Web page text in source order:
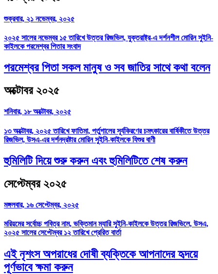
শুক্রবার, ২১ নভেম্বর, ২০২৫
২০২৫ সালের নভেম্বর ১৫ তারিখে উত্তর রিজভিল, যুক্তরাষ্ট্র-এ দর্শনশীল মোরিন সুইনি-
কাইলকে পরমেশ্বর পিতার সংবাদ
পরমেশ্বর পিতা সকল মানুষ ও সব জাতির সাথে কথা বলেন
অক্টোবর ২০২৫
শনিবার, ১৮ অক্টোবর, ২০২৫
১৩ অক্টোবর, ২০২৫ তারিখে ফাতিমা, পর্তুগালের সূর্যকিরণের চমৎকারের বার্ষিকীতে উত্তর
রিজভিল, উসএ-এর দর্শনদ্রষ্টার মোরিন সুইনি-কাইলকে যিশুর বাণী
হুমিলিটি দিয়ে শুরু করুন এবং হুমিলিটিতে শেষ করুন
সেপ্টেম্বর ২০২৫
মঙ্গলবার, ১৬ সেপ্টেম্বর, ২০২৫
মরিয়মের সর্বোচ্চ পবিত্র নাম, ভক্তিমান ম্যারি সুইনি-কাইলকে উত্তর রিজভিলে, উসএ,
২০২৫ সালের সেপ্টেম্বর ১২ তারিখে প্রেরিত বার্তা
এই নৃশংস অপরাধের দোষী ব্যক্তিকে আপনাদের হৃদয়ে
পূর্ণভাবে ক্ষমা করুন